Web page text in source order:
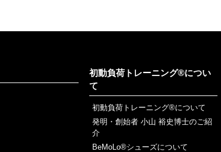
初動負荷トレーニング®につい
て
初動負荷トレーニング®について
発明・創始者 小山 裕史博士のご紹
介
BeMoLo®シューズについて